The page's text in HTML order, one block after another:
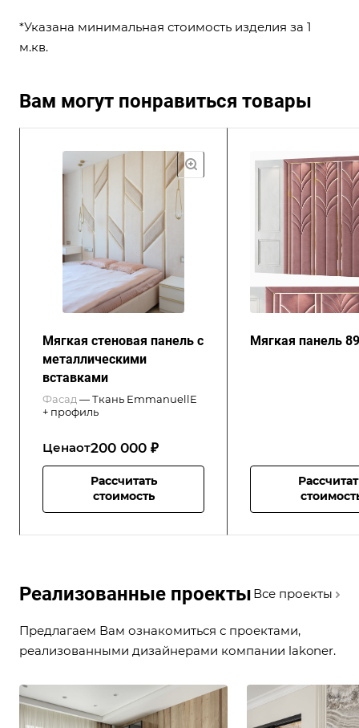
*Указана минимальная стоимость изделия за 1
м.кв.
Вам могут понравиться товары
Мягкая стеновая панель с
металлическими
вставками
Фасад —Ткань EmmanuellE
+ профиль
Ценаот200 000 ₽
Рассчитать
стоимость
Мягкая панель 89
Реализованные проекты Все проекты
Предлагаем Вам ознакомиться с проектами,
реализованными дизайнерами компании lakoner.